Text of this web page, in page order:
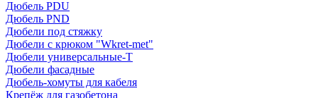
Дюбель PDU
Дюбель PND
Дюбели под стяжку
Дюбели с крюком "Wkret-met"
Дюбели универсальные-Т
Дюбели фасадные
Дюбель-хомуты для кабеля
Крепёж для газобетона